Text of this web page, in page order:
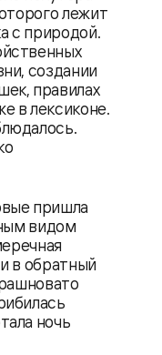
лежит
с природой.
создании
правилах
в лексиконе.
пришла
видом
в обратный
ночь